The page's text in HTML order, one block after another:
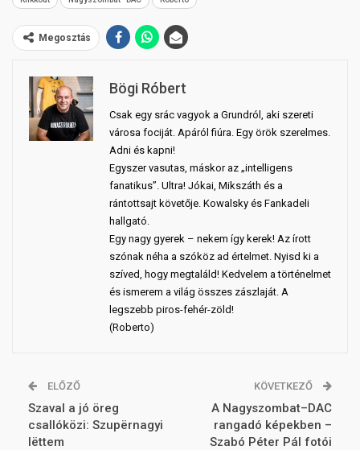
Megosztás
Bögi Róbert
Csak egy srác vagyok a Grundról, aki szereti
városa fociját. Apáról fiúra. Egy örök szerelmes.
Adni és kapni!
Egyszer vasutas, máskor az „intelligens
fanatikus”. Ultra! Jókai, Mikszáth és a
rántottsajt követője. Kowalsky és Fankadeli
hallgató.
Egy nagy gyerek – nekem így kerek! Az írott
szónak néha a szóköz ad értelmet. Nyisd ki a
szíved, hogy megtaláld! Kedvelem a történelmet
és ismerem a világ összes zászlaját. A
legszebb piros-fehér-zöld!
(Roberto)
ELŐZŐ
Szaval a jó öreg
csallóközi: Szupërnagyi
lëttem
KÖVETKEZŐ
A Nagyszombat–DAC
rangadó képekben –
Szabó Péter Pál fotói